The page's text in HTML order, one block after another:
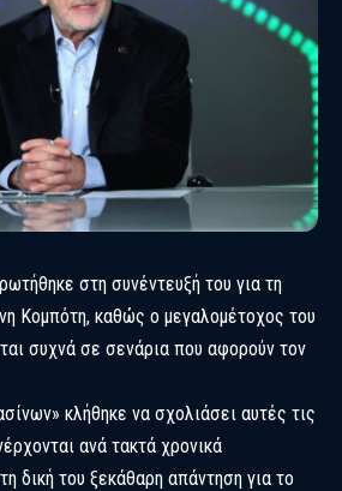
στη συνέντευξή του για τη
Κομπότη, καθώς ο μεγαλομέτοχος του
συχνά σε σενάρια που αφορούν τον
κλήθηκε να σχολιάσει αυτές τις
ανά τακτά χρονικά
δική του ξεκάθαρη απάντηση για το